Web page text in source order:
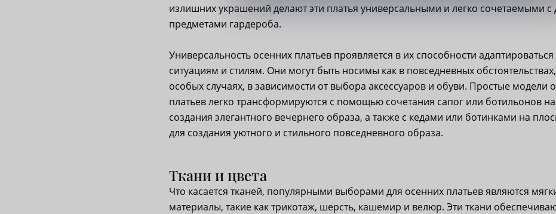
излишних украшений делают эти платья универсальными и легко сочетаемыми с
предметами гардероба.
Универсальность осенних платьев проявляется в их способности
ситуациям и стилям. Они могут быть носимы как в повседневных
особых случаях, в зависимости от выбора аксессуаров и обуви. Простые модели
платьев легко трансформируются с помощью сочетания сапог или ботильонов на
создания элегантного вечернего образа, а также с кедами или ботинками на
для создания уютного и стильного повседневного образа.
Ткани и цвета
Что касается тканей, популярными выборами для осенних платьев являются
материалы, такие как трикотаж, шерсть, кашемир и велюр. Эти ткани